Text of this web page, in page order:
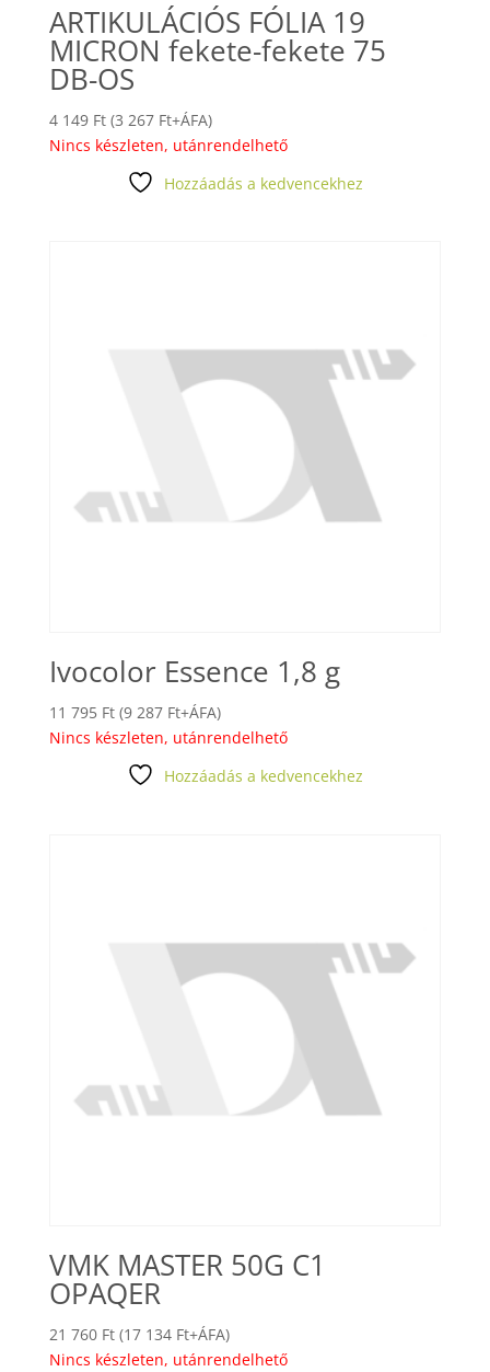
ARTIKULÁCIÓS FÓLIA 19
MICRON fekete-fekete 75
DB-OS
4 149 Ft (3 267 Ft+ÁFA)
Nincs készleten, utánrendelhető
Hozzáadás a kedvencekhez
Ivocolor Essence 1,8 g
11 795 Ft (9 287 Ft+ÁFA)
Nincs készleten, utánrendelhető
Hozzáadás a kedvencekhez
VMK MASTER 50G C1
OPAQER
21 760 Ft (17 134 Ft+ÁFA)
Nincs készleten, utánrendelhető